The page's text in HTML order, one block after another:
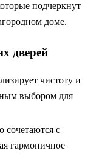
подчеркнут
доме.
дверей
чистоту и
выбором для
сочетаются с
гармоничное